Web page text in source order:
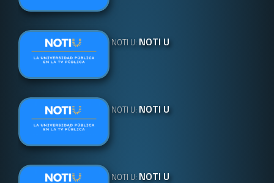
NOTI U: NOTI U
NOTI U: NOTI U
NOTI U: NOTI U